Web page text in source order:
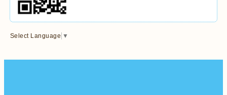
Select Language ▼